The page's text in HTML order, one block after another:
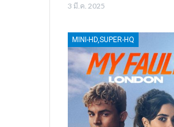
3 มี.ค. 2025
MINI-HD,SUPER-HQ